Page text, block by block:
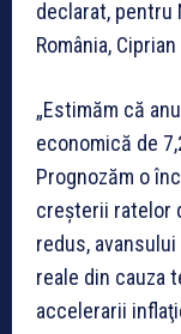
declarat, pentru
România,
„Estimăm că
economică de
Prognozăm o
creşterii ratelor
redus,
reale din cauza
accelerarii